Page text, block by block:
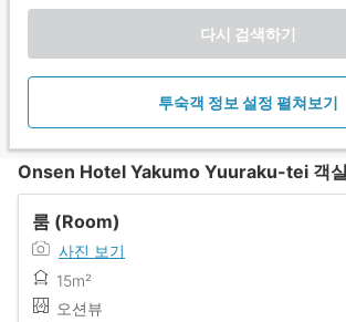
다시 검색하기
투숙객 정보 설정 펼쳐보기
Onsen Hotel Yakumo Yuuraku-tei 객
룸 (Room)
사진 보기
15m²
오션뷰